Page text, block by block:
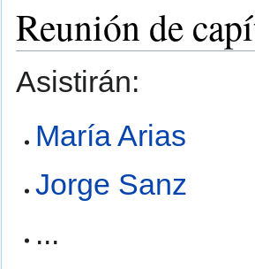
Reunión de
Asistirán:
María Arias
Jorge Sanz
...